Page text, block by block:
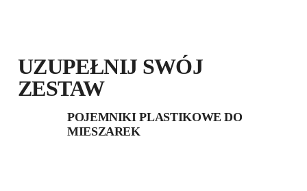
UZUPEŁNIJ SWÓJ
ZESTAW
POJEMNIKI PLASTIKOWE DO
MIESZAREK